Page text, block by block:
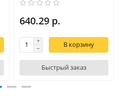
640.29 р.
В корзину
Быстрый заказ